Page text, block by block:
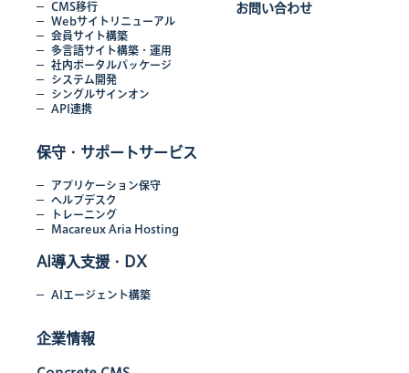
CMS移行
Webサイトリニューアル
会員サイト構築
多言語サイト構築・運用
社内ポータルパッケージ
システム開発
シングルサインオン
API連携
保守・サポートサービス
アプリケーション保守
ヘルプデスク
トレーニング
Macareux Aria Hosting
AI導入支援・DX
AIエージェント構築
企業情報
お問い合わせ